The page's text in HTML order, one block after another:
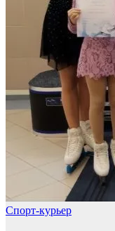
Спорт-курьер